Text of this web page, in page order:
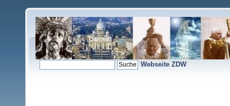
Webseite ZDW